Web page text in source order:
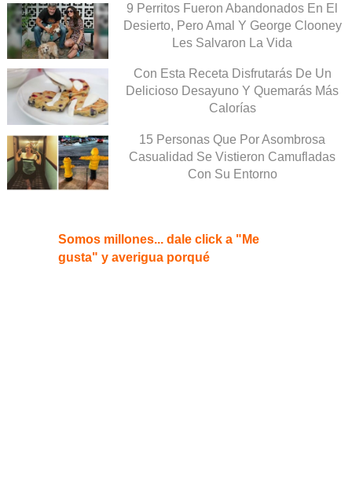
9 Perritos Fueron Abandonados En El
Desierto, Pero Amal Y George Clooney
Les Salvaron La Vida
Con Esta Receta Disfrutarás De Un
Delicioso Desayuno Y Quemarás Más
Calorías
15 Personas Que Por Asombrosa
Casualidad Se Vistieron Camufladas
Con Su Entorno
Somos millones... dale click a "Me
gusta" y averigua porqué